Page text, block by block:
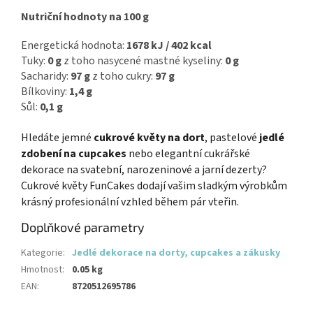
Nutriční hodnoty na 100 g
Energetická hodnota: 1678 kJ / 402 kcal
Tuky: 0 gz toho nasycené mastné kyseliny: 0 g
Sacharidy: 97 gz toho cukry: 97 g
Bílkoviny: 1,4 g
Sůl: 0,1 g
Hledáte jemné cukrové květy na dort, pastelové jedlé
zdobení na cupcakes nebo elegantní cukrářské
dekorace na svatební, narozeninové a jarní dezerty?
Cukrové květy FunCakes dodají vašim sladkým výrobkům
krásný profesionální vzhled během pár vteřin.
Doplňkové parametry
Kategorie: Jedlé dekorace na dorty, cupcakes a zákusky
Hmotnost:
0.05 kg
EAN: 8720512695786